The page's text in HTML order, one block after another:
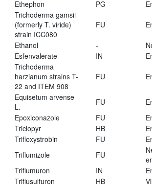
Ethephon
PG
Trichoderma gamsii
(formerly T. viride)
strain ICC080
FU
Ethanol -
Esfenvalerate
IN
Trichoderma
harzianum strains T-
22 and ITEM 908
FU
Equisetum arvense
L.
FU
Epoxiconazole
FU
Triclopyr
HB
Trifloxystrobin
FU
Triflumizole
FU
Triflumuron
IN
Triflusulfuron
HB